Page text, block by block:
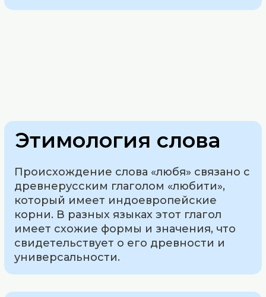
Этимология слова
Происхождение слова «любя» связано с
древнерусским глаголом «любити»,
который имеет индоевропейские
корни. В разных языках этот глагол
имеет схожие формы и значения, что
свидетельствует о его древности и
универсальности.